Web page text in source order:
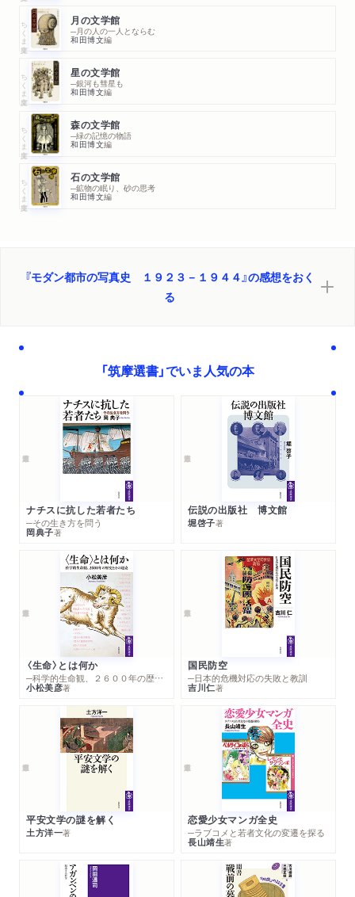
２ モダン東京の建築――日本銀行と丸ビル、東京朝日新聞社
と白木屋
３ 夜の都市景観――ネオンサイン・建築化照明・投光照明
４ 機械美とリアルフォト――ル・コルビュジエから板垣鷹穂
へ
５ 機械的建造物＝「優秀船」・橋梁・移動起重機・瓦斯タン
ク・機関庫
６ 堀野正雄『カメラ・眼×鉄・構成 1930―1931』のリアルフ
ォト
７ 肖像写真――性格や表情を捉える板垣鷹穂の実験
８ 消費生活の撮影――渡邊義雄の「CAMERA WORK」
１ 一九三〇年代前半の『光画』と伊奈信男「写真に帰れ」
２ オスカー・バルナックがライカを開発する――『月刊ライ
４ 大宅壮一はライカを「理想的な万年筆カメラ」と考えていた
５ モダン都市の撮影スポット――交通・建築・盛り場・スポ
ーツ
６ スナップ写真術――靴紐を直すふり、風呂敷でカムフラー
７ 海辺の表情、夜の表情
８ 芦屋カメラクラブからアシヤ写真サロンへ
第六章 ノイエザハリヒカイトと高速度撮影、万国博覧会の写
真壁画
２ ベルリンオリンピック大会とパウル・ヴォルフ、レニ・リ
ーフェンシュタール
３ 村野四郎『体操詩集』――高速度写真が変えた言語表現
４ 高速度撮影が更新していく「瞬間」の世界
５ 写真壁画の登場――中山岩太・山本三郎・高橋錦吉
６ 一九三七年のパリ万国博覧会と、原弘が構成した「観光日
７ 博覧会とプロパガンダ――シカゴ・ニューヨーク・サンフ
ランシスコ
第七章 シュルレアリスムの夢、前衛写真の展開
１ シュルレアリスムの模索――詩画集・写真詩・オブジェ
２ 前衛写真とはどのような写真なのか
３ 前衛写真協会から写真造型研究会へ
４ 浪華写真倶楽部とソシエテ・イルフ
５ ナゴヤ・フォトアバンガルドと下郷羊雄『メセム属』
ちくま文庫 月の文学館
─月の人の一人とならむ
和田博文編
ちくま文庫 星の文学館
─銀河も彗星も
和田博文編
ちくま文庫 森の文学館
─緑の記憶の物語
和田博文編
ちくま文庫 石の文学館
─鉱物の眠り、砂の思考
和田博文編
『モダン都市の写真史 １９２３－１９４４』の感想をおく
る
「筑摩選書」でいま人気の本
ナチスに抗した若者たち
─その生き方を問う
岡典子著
伝説の出版社 博文館
堀啓子著
〈生命〉とは何か
─科学的生命観、２６００年の歴史とその超克
小松美彦著
国民防空
─日本的危機対応の失敗と教訓
吉川仁著
平安文学の謎を解く
土方洋一著
恋愛少女マンガ全史
─ラブコメと若者文化の変遷を探る
長山靖生著